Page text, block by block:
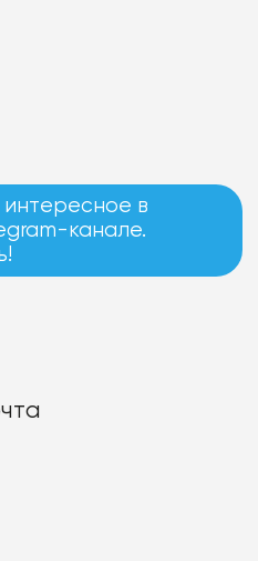
в
канале.